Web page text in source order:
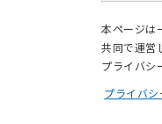
本ページは
共同で運営
プライバシ
プライバ